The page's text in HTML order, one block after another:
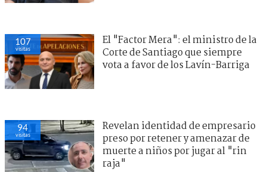
107
visitas
El "Factor Mera": el ministro de la
Corte de Santiago que siempre
vota a favor de los Lavín-Barriga
94
visitas
Revelan identidad de empresario
preso por retener y amenazar de
muerte a niños por jugar al "rin
raja"